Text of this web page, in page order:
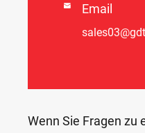
 Email
Wenn Sie Fragen zu